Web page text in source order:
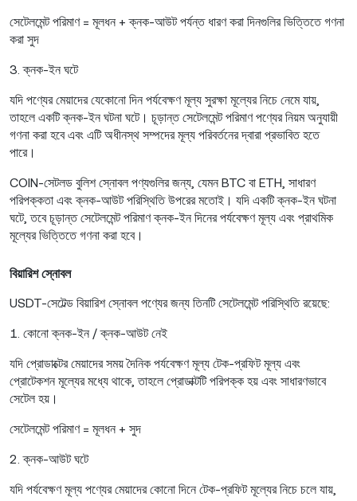
সেটেলমেন্ট পরিমাণ = মূলধন + ক্নক-আউট পর্যন্ত ধারণ করা দিনগুলির ভিত্তিতে গণনা
করা সুদ
3. ক্নক-ইন ঘটে
যদি পণ্যের মেয়াদের যেকোনো দিন পর্যবেক্ষণ মূল্য সুরক্ষা মূল্যের নিচে নেমে যায়,
তাহলে একটি ক্নক-ইন ঘটনা ঘটে। চূড়ান্ত সেটেলমেন্ট পরিমাণ পণ্যের নিয়ম অনুযায়ী
গণনা করা হবে এবং এটি অধীনস্থ সম্পদের মূল্য পরিবর্তনের দ্বারা প্রভাবিত হতে
পারে।
COIN-সেটলড বুলিশ স্নোবল পণ্যগুলির জন্য, যেমন BTC বা ETH, সাধারণ
পরিপক্কতা এবং ক্নক-আউট পরিস্থিতি উপরের মতোই। যদি একটি ক্নক-ইন ঘটনা
ঘটে, তবে চূড়ান্ত সেটেলমেন্ট পরিমাণ ক্নক-ইন দিনের পর্যবেক্ষণ মূল্য এবং প্রাথমিক
মূল্যের ভিত্তিতে গণনা করা হবে।
বিয়ারিশ স্নোবল
USDT-সেটেল্ড বিয়ারিশ স্নোবল পণ্যের জন্য তিনটি সেটেলমেন্ট পরিস্থিতি রয়েছে:
1. কোনো ক্নক-ইন / ক্নক-আউট নেই
যদি প্রোডাক্টের মেয়াদের সময় দৈনিক পর্যবেক্ষণ মূল্য টেক-প্রফিট মূল্য এবং
প্রোটেকশন মূল্যের মধ্যে থাকে, তাহলে প্রোডাক্টটি পরিপক্ক হয় এবং সাধারণভাবে
সেটেল হয়।
সেটেলমেন্ট পরিমাণ = মূলধন + সুদ
2. ক্নক-আউট ঘটে
যদি পর্যবেক্ষণ মূল্য পণ্যের মেয়াদের কোনো দিনে টেক-প্রফিট মূল্যের নিচে চলে যায়,